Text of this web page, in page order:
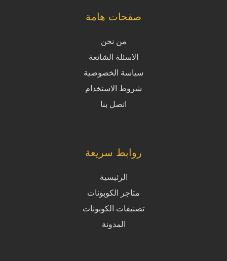
صفحات هامة
من نحن
الاسئلة الشائعة
سياسة الخصوصية
شروط الاستخدام
اتصل بنا
روابط سريعة
الرئيسية
متاجر الكوبونات
تصنيفات الكوبونات
المدونة